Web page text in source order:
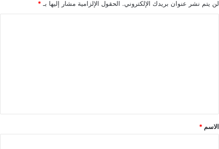
لن يتم نشر عنوان بريدك الإلكتروني. الحقول الإلزامية مشار إليها بـ *
*
الاسم *